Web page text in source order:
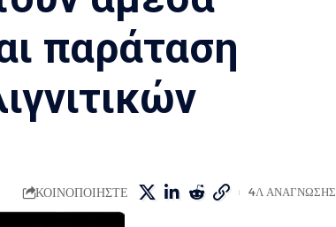
παράταση
ΚΟΙΝΟΠΟΙΗΣΤΕ 4Λ ΑΝΑΓΝΩΣΗΣ